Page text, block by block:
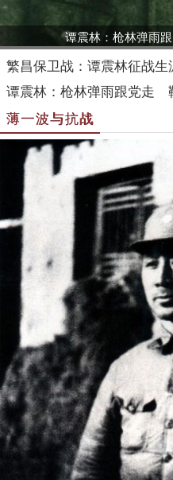
谭震林：枪林弹雨
繁昌保卫战：谭震林征战
谭震林：枪林弹雨跟党走
薄一波与抗战